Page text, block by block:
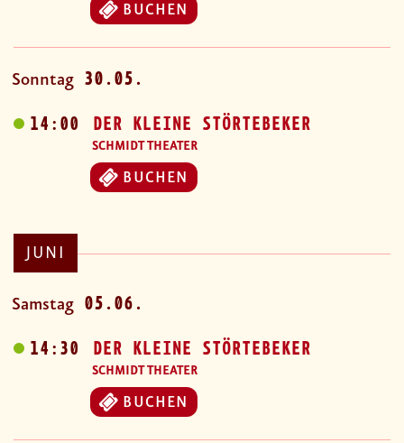
BUCHEN
Sonntag 30.05.
14:00 DER KLEINE STÖRTEBEKER
SCHMIDT THEATER
BUCHEN
JUNI
Samstag 05.06.
14:30 DER KLEINE STÖRTEBEKER
SCHMIDT THEATER
BUCHEN